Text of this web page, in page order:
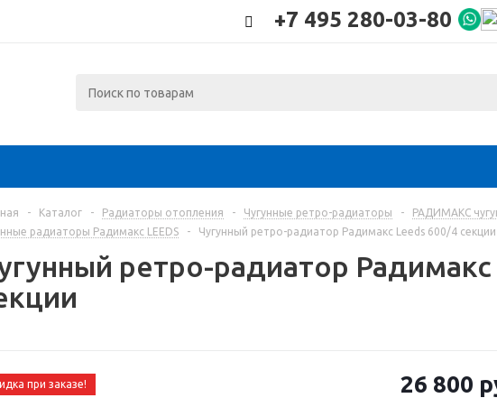
+7 495 280-03-80
- Каталог - Радиаторы отопления - Чугунные ретро-радиаторы - РАДИМАКС
радиаторы Радимакс LEEDS
- Чугунный ретро-радиатор Радимакс Leeds 600/4 секции
ретро-радиатор
при заказе! 26 800